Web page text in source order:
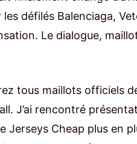
les défilés Balenciaga,
Le dialogue,
tous maillots officiels
J’ai rencontré
Jerseys Cheap plus en